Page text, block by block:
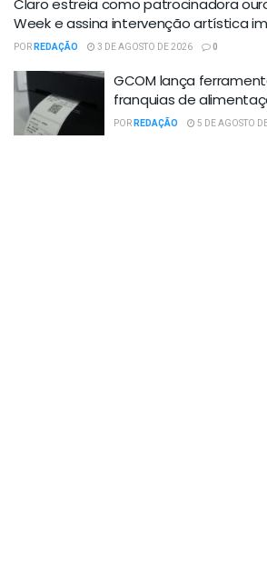
Week e assina intervenção artística
PORREDAÇÃO 3 DE AGOSTO DE 2026 0
GCOM lança
franquias de
PORREDAÇÃO 5 DE AGOSTO